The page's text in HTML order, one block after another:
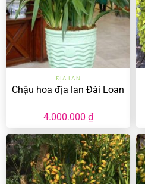
ĐỊA LAN
Chậu hoa địa lan Đài Loan
4.000.000 ₫